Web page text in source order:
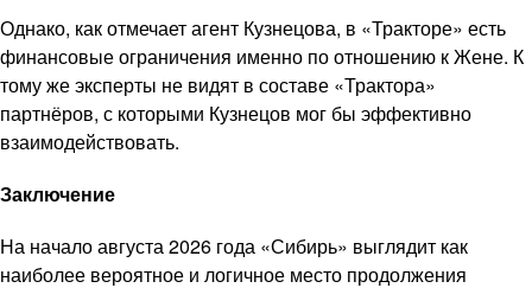
Однако, как отмечает агент Кузнецова, в «Тракторе» есть
финансовые ограничения именно по отношению к Жене. К
тому же эксперты не видят в составе «Трактора»
партнёров, с которыми Кузнецов мог бы эффективно
взаимодействовать.
Заключение
На начало августа 2026 года «Сибирь» выглядит как
наиболее вероятное и логичное место продолжения